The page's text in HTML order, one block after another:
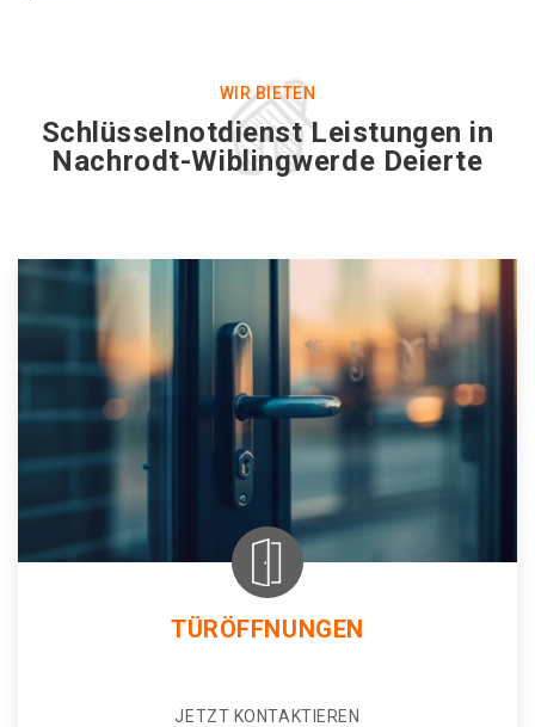
WIR BIETEN
Schlüsselnotdienst Leistungen in
Nachrodt-Wiblingwerde Deierte
TÜRÖFFNUNGEN
JETZT KONTAKTIEREN